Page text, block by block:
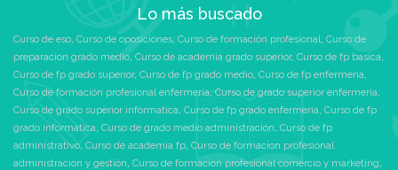
Lo más buscado
Curso de eso, Curso de oposiciones, Curso de formación profesional, Curso de
preparacion grado medio, Curso de academia grado superior, Curso de fp basica,
Curso de fp grado superior, Curso de fp grado medio, Curso de fp enfermeria,
Curso de formación profesional enfermeria,Curso de grado superior enfermeria,
Curso de grado superior informatica, Curso de fp grado enfermeria, Curso de fp
grado informatica, Curso de grado medio administración, Curso de fp
administrativo, Curso de academia fp, Curso de formacion profesional
administración y gestión, Curso de formacion profesional comercio y marketing,